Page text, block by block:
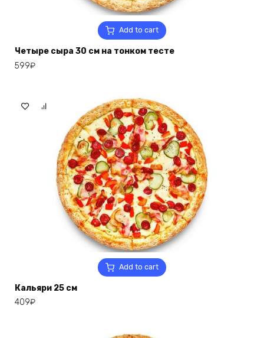
Add to cart
Четыре сыра 30 см на тонком тесте
599₽
Add to cart
Кальяри 25 см
409₽